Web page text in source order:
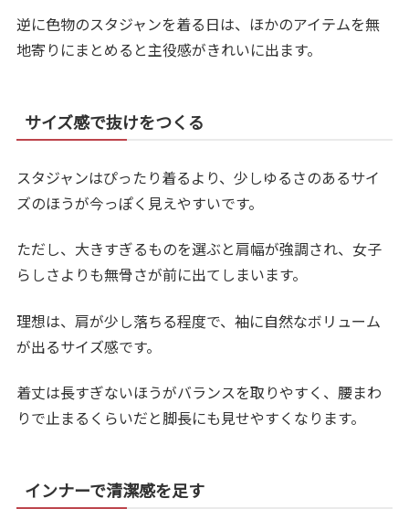
逆に色物のスタジャンを着る日は、ほかのアイテムを無
地寄りにまとめると主役感がきれいに出ます。
サイズ感で抜けをつくる
スタジャンはぴったり着るより、少しゆるさのあるサイ
ズのほうが今っぽく見えやすいです。
ただし、大きすぎるものを選ぶと肩幅が強調され、女子
らしさよりも無骨さが前に出てしまいます。
理想は、肩が少し落ちる程度で、袖に自然なボリューム
が出るサイズ感です。
着丈は長すぎないほうがバランスを取りやすく、腰まわ
りで止まるくらいだと脚長にも見せやすくなります。
インナーで清潔感を足す